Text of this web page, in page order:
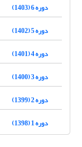
دوره 6 (1403)
دوره 5 (1402)
دوره 4 (1401)
دوره 3 (1400)
دوره 2 (1399)
دوره 1 (1398)